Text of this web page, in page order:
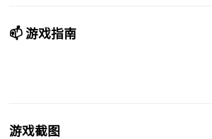
📫 游戏指南
游戏截图